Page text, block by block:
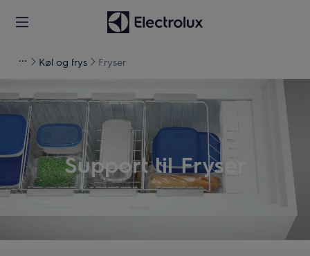
Køl og frys Fryser
Support til Fryser